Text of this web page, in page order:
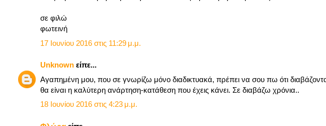
σε φιλώ
φωτεινή
17 Ιουνίου 2016 στις 11:29 μ.μ.
Unknown είπε...
Αγαπημένη μου, που σε γνωρίζω μόνο διαδικτυακά, πρέπει να σου πω ότι
θα είναι η καλύτερη ανάρτηση-κατάθεση που έχεις κάνει. Σε διαβάζω χρόνια..
18 Ιουνίου 2016 στις 4:23 μ.μ.